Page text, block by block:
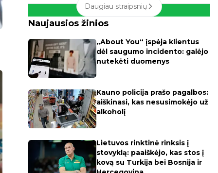
Daugiau straipsnių
Naujausios žinios
„About You“ įspėja klientus
dėl saugumo incidento: galėjo
nutekėti duomenys
Kauno policija prašo pagalbos:
aiškinasi, kas nesusimokėjo už
alkoholį
Lietuvos rinktinė rinksis į
stovyklą: paaiškėjo, kas stos į
kovą su Turkija bei Bosnija ir